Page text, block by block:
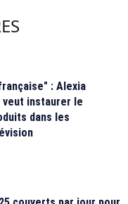
: Alexia
instaurer le
dans les